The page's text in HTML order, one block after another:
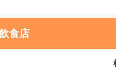
食店